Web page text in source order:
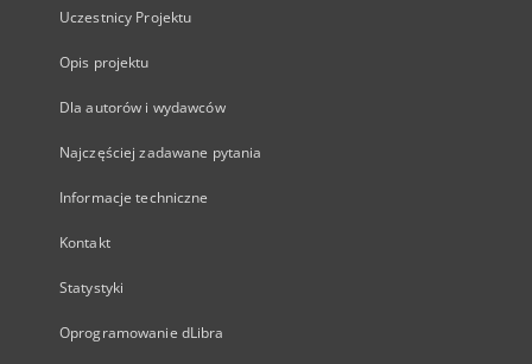
Uczestnicy Projektu
Opis projektu
Dla autorów i wydawców
Najczęściej zadawane pytania
Informacje techniczne
Kontakt
Statystyki
Oprogramowanie dLibra